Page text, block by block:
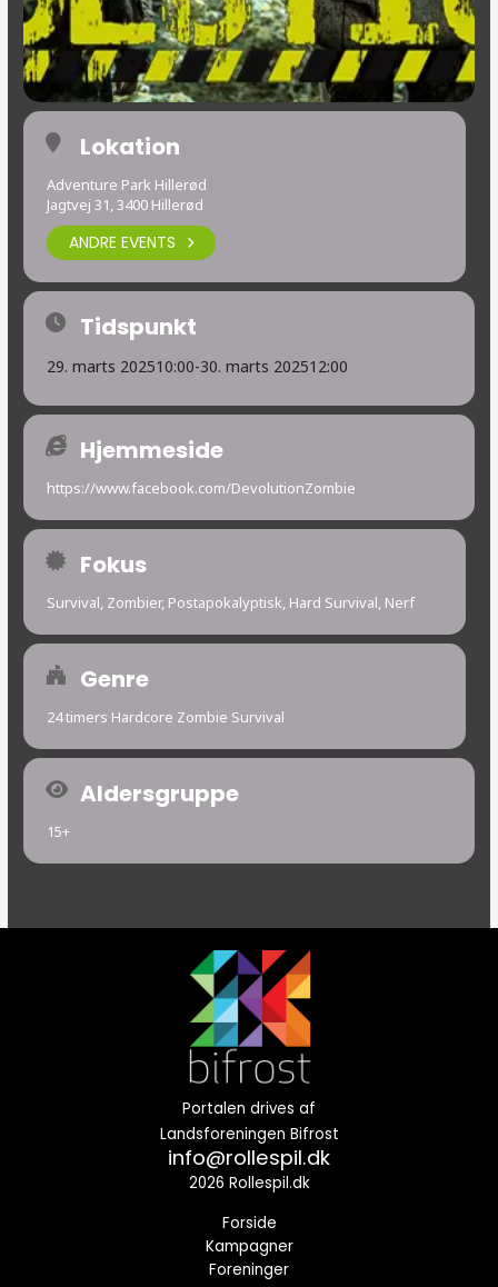
Lokation
Adventure Park Hillerød
Jagtvej 31, 3400 Hillerød
ANDRE EVENTS
Tidspunkt
29. marts 202510:00-30. marts 202512:00
Hjemmeside
https://www.facebook.com/DevolutionZombie
Fokus
Survival, Zombier, Postapokalyptisk, Hard Survival, Nerf
Genre
24 timers Hardcore Zombie Survival
Aldersgruppe
15+
Portalen drives af
Landsforeningen Bifrost
info@rollespil.dk
2026 Rollespil.dk
Forside
Kampagner
Foreninger